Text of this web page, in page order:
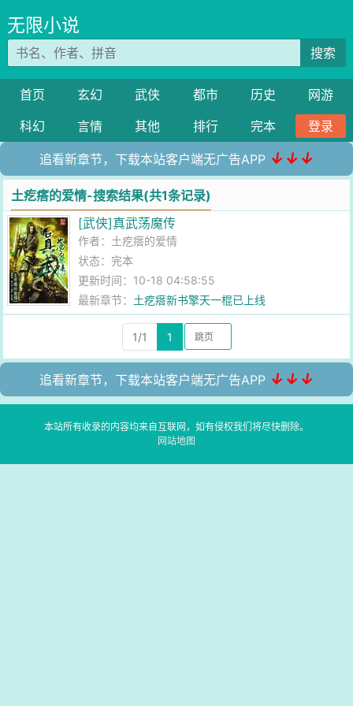
无限小说
搜索
首页 玄幻 武侠 都市 历史
网游
科幻
言情 其他 排行 完本 登录
追看新章节，下载本站客户端无广告APP ↓↓↓
土疙瘩的爱情-搜索结果(共1条记录)
[武侠]真武荡魔传
作者： 土疙瘩的爱情
状态：完本
更新时间：10-18 04:58:55
最新章节： 土疙瘩新书擎天一棍已上线
1/1 1
追看新章节，下载本站客户端无广告APP ↓↓↓
本站所有收录的内容均来自互联网，如有侵权我们将尽快删除。
网站地图